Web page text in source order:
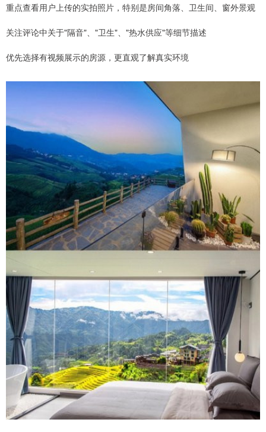
重点查看用户上传的实拍照片，特别是房间角落、卫生间、窗外景观
关注评论中关于"隔音"、"卫生"、"热水供应"等细节描述
优先选择有视频展示的房源，更直观了解真实环境